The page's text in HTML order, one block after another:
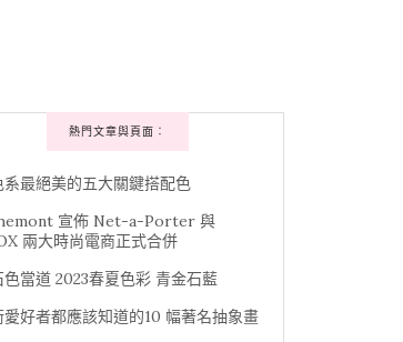
熱門文章與頁面︰
系最絕美的五大關鍵搭配色
宣佈 Net-a-Porter 與
兩大時尚電商正式合併
色當道 2023春夏色彩 青金石藍
愛好者都應該知道的10 幅著名抽象畫